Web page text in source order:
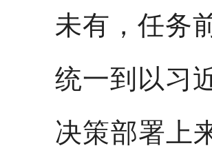
未有，任务
统一到以习
决策部署上